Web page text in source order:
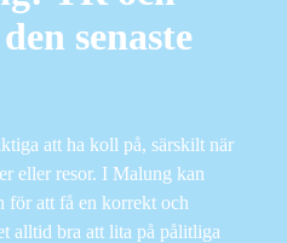
senaste
att ha koll på, särskilt när
eller resor. I Malung kan
för att få en korrekt och
alltid bra att lita på pålitliga